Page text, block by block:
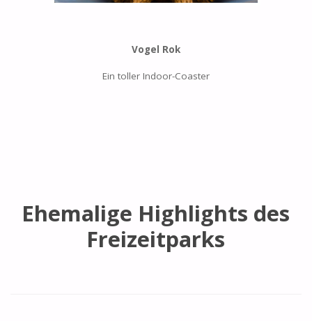
Vogel Rok
Ein toller Indoor-Coaster
Ehemalige Highlights des
Freizeitparks